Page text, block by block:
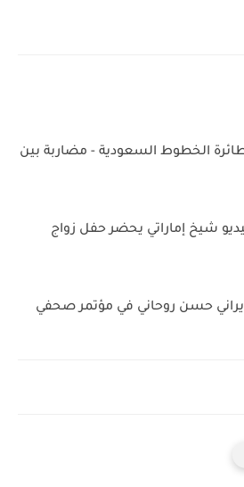
الخطوط السعودية - مضاربة بين
شيخ إماراتي يحضر حفل زواج
حسن روحاني في مؤتمر صحفي